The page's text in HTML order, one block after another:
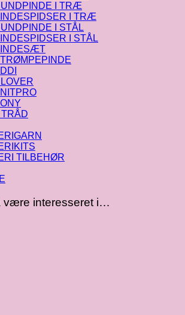
I TRÆ
I TRÆ
I STÅL
I STÅL
TILBEHØR
være interesseret i…